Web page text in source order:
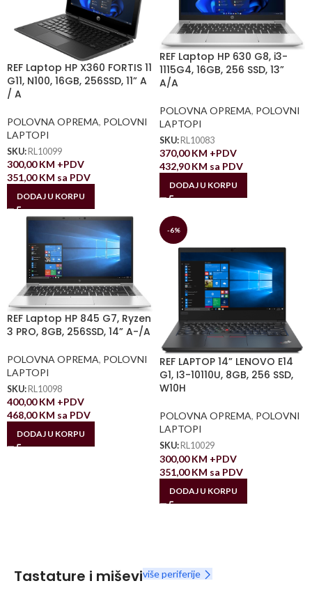
REF Laptop HP X360 FORTIS 11
G11, N100, 16GB, 256SSD, 11” A
/ A
POLOVNA OPREMA, POLOVNI
LAPTOPI
SKU: RL10099
300,00KM +PDV
351,00KM sa PDV
DODAJ U KORPU
REF Laptop HP 630 G8, i3-
1115G4, 16GB, 256 SSD, 13”
A/A
POLOVNA OPREMA, POLOVNI
LAPTOPI
SKU: RL10083
370,00KM +PDV
432,90KM sa PDV
DODAJ U KORPU
REF Laptop HP 845 G7, Ryzen
3 PRO, 8GB, 256SSD, 14” A-/A
POLOVNA OPREMA, POLOVNI
LAPTOPI
SKU: RL10098
400,00KM +PDV
468,00KM sa PDV
DODAJ U KORPU
-6%
REF LAPTOP 14” LENOVO E14
G1, I3-10110U, 8GB, 256 SSD,
W10H
POLOVNA OPREMA, POLOVNI
LAPTOPI
SKU: RL10029
300,00KM +PDV
351,00KM sa PDV
DODAJ U KORPU
Tastature i miševiviše periferije